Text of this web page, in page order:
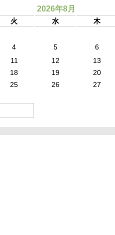
2026年8月
火 水 木
4 5
6
11 12
13
18 19
20
25 26
27